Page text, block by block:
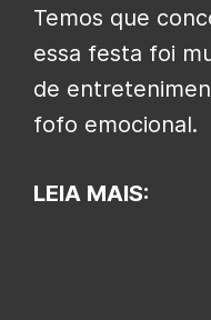
Temos que
essa festa foi
de
fofo emocional.
LEIA MAIS: